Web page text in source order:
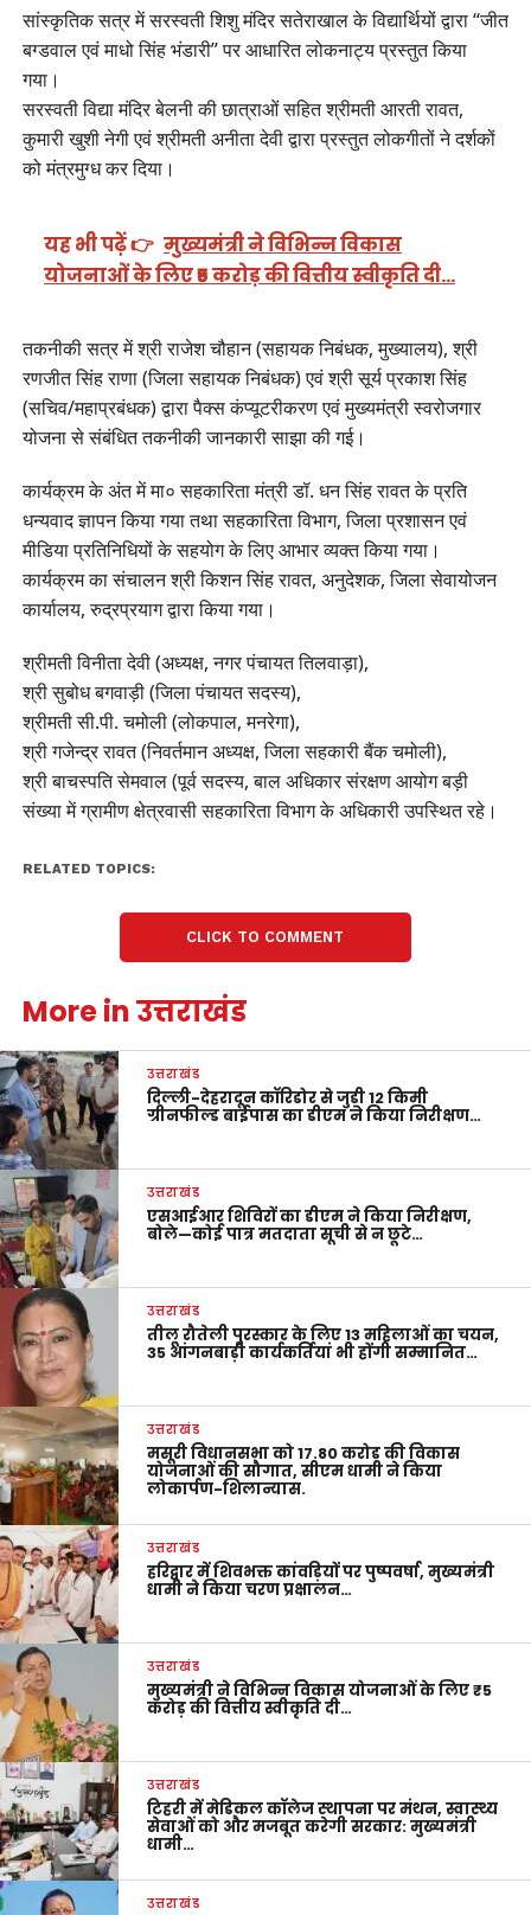
सांस्कृतिक सत्र में सरस्वती शिशु मंदिर सतेराखाल के विद्यार्थियों द्वारा “जीत
बग्डवाल एवं माधो सिंह भंडारी” पर आधारित लोकनाट्य प्रस्तुत किया
गया।
सरस्वती विद्या मंदिर बेलनी की छात्राओं सहित श्रीमती आरती रावत,
कुमारी खुशी नेगी एवं श्रीमती अनीता देवी द्वारा प्रस्तुत लोकगीतों ने दर्शकों
को मंत्रमुग्ध कर दिया।
यह भी पढ़ें 👉 मुख्यमंत्री ने विभिन्न विकास
योजनाओं के लिए ₹5 करोड़ की वित्तीय स्वीकृति दी…
तकनीकी सत्र में श्री राजेश चौहान (सहायक निबंधक, मुख्यालय), श्री
रणजीत सिंह राणा (जिला सहायक निबंधक) एवं श्री सूर्य प्रकाश सिंह
(सचिव/महाप्रबंधक) द्वारा पैक्स कंप्यूटरीकरण एवं मुख्यमंत्री स्वरोजगार
योजना से संबंधित तकनीकी जानकारी साझा की गई।
कार्यक्रम के अंत में मा० सहकारिता मंत्री डॉ. धन सिंह रावत के प्रति
धन्यवाद ज्ञापन किया गया तथा सहकारिता विभाग, जिला प्रशासन एवं
मीडिया प्रतिनिधियों के सहयोग के लिए आभार व्यक्त किया गया।
कार्यक्रम का संचालन श्री किशन सिंह रावत, अनुदेशक, जिला सेवायोजन
कार्यालय, रुद्रप्रयाग द्वारा किया गया।
श्रीमती विनीता देवी (अध्यक्ष, नगर पंचायत तिलवाड़ा),
श्री सुबोध बगवाड़ी (जिला पंचायत सदस्य),
श्रीमती सी.पी. चमोली (लोकपाल, मनरेगा),
श्री गजेन्द्र रावत (निवर्तमान अध्यक्ष, जिला सहकारी बैंक चमोली),
श्री बाचस्पति सेमवाल (पूर्व सदस्य, बाल अधिकार संरक्षण आयोग बड़ी
संख्या में ग्रामीण क्षेत्रवासी सहकारिता विभाग के अधिकारी उपस्थित रहे।
RELATED TOPICS:
CLICK TO COMMENT
More in उत्तराखंड
उत्तराखंड
दिल्ली-देहरादून कॉरिडोर से जुड़ी 12 किमी
ग्रीनफील्ड बाईपास का डीएम ने किया निरीक्षण…
उत्तराखंड
एसआईआर शिविरों का डीएम ने किया निरीक्षण,
बोले—कोई पात्र मतदाता सूची से न छूटे…
उत्तराखंड
तीलू रौतेली पुरस्कार के लिए 13 महिलाओं का चयन,
35 आंगनबाड़ी कार्यकर्तियां भी होंगी सम्मानित…
उत्तराखंड
मसूरी विधानसभा को 17.80 करोड़ की विकास
योजनाओं की सौगात, सीएम धामी ने किया
लोकार्पण-शिलान्यास.
उत्तराखंड
हरिद्वार में शिवभक्त कांवड़ियों पर पुष्पवर्षा, मुख्यमंत्री
धामी ने किया चरण प्रक्षालन…
उत्तराखंड
मुख्यमंत्री ने विभिन्न विकास योजनाओं के लिए ₹5
करोड़ की वित्तीय स्वीकृति दी…
उत्तराखंड
टिहरी में मेडिकल कॉलेज स्थापना पर मंथन, स्वास्थ्य
सेवाओं को और मजबूत करेगी सरकार: मुख्यमंत्री
धामी…
उत्तराखंड